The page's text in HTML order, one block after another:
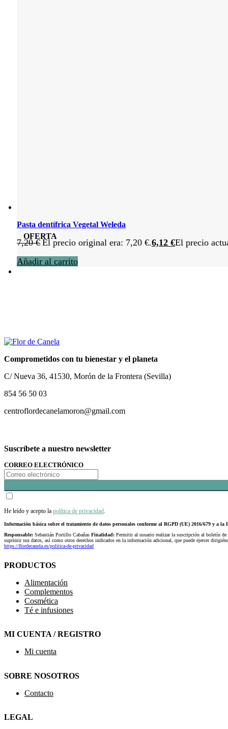
OFERTA
Pasta dentífrica Vegetal Weleda
7,20€ El precio original era: 7,20 €.6,12 €El precio
Añadir al carrito
Comprometidos con tu bienestar y el planeta
C/ Nueva 36, 41530, Morón de la Frontera (Sevilla)
854 56 50 03
centroflordecanelamoron@gmail.com
Suscríbete a nuestro newsletter
CORREO ELECTRÓNICO
He leído y acepto la política de privacidad
Información básica sobre el tratamiento de datos personales conforme al RGPD (UE) 2016/679 y a la
Responsable: Sebastián Portillo Cabañas Finalidad: Permitir al usuario realizar la suscripción al boletín
suprimir sus datos, así como otros derechos indicados en la información adicional, que puede ejercer
https://flordecanela.es/politica-de-privacidad
PRODUCTOS
Alimentación
Complementos
Cosmética
Té e infusiones
MI CUENTA / REGISTRO
Mi cuenta
SOBRE NOSOTROS
Contacto
LEGAL